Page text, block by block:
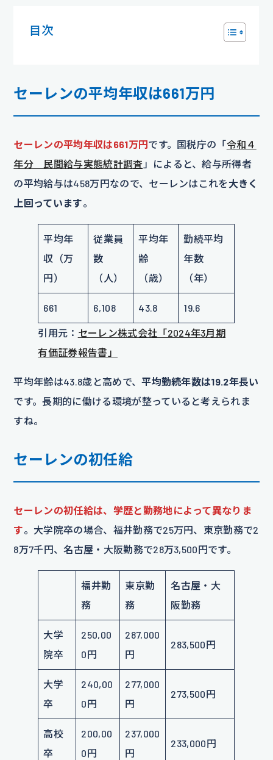
目次
セーレンの平均年収は661万円
セーレンの平均年収は661万円です。国税庁の「令和４
年分 民間給与実態統計調査 」によると、給与所得者
の平均給与は458万円なので、セーレンはこれを大きく
上回っています。
平均年
収（万
円）
従業員
数
（人）
平均年
齢
（歳）
勤続平均
年数
（年）
661 6,108 43.8 19.6
引用元： セーレン株式会社「2024年3月期
有価証券報告書」
平均年齢は43.8歳と高めで、平均勤続年数は19.2年長い
です。長期的に働ける環境が整っていると考えられま
すね。
セーレンの初任給
セーレンの初任給は、学歴と勤務地によって異なりま
す。大学院卒の場合、福井勤務で25万円、東京勤務で2
8万7千円、名古屋・大阪勤務で28万3,500円です。
福井勤
務
東京勤
務
名古屋・大
阪勤務
大学
院卒
250,00
0円
287,000
円
283,500円
大学
卒
240,00
0円
277,000
円
273,500円
高校
卒
200,00
0円
237,000
円
233,000円